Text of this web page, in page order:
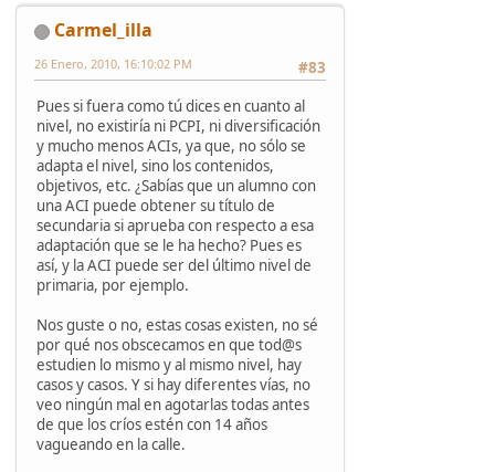
Carmel_illa
#83
26 Enero, 2010, 16:10:02 PM
Pues si fuera como tú dices en cuanto al
nivel, no existiría ni PCPI, ni diversificación
y mucho menos ACIs, ya que, no sólo se
adapta el nivel, sino los contenidos,
objetivos, etc. ¿Sabías que un alumno con
una ACI puede obtener su título de
secundaria si aprueba con respecto a esa
adaptación que se le ha hecho? Pues es
así, y la ACI puede ser del último nivel de
primaria, por ejemplo.
Nos guste o no, estas cosas existen, no sé
por qué nos obscecamos en que tod@s
estudien lo mismo y al mismo nivel, hay
casos y casos. Y si hay diferentes vías, no
veo ningún mal en agotarlas todas antes
de que los críos estén con 14 años
vagueando en la calle.